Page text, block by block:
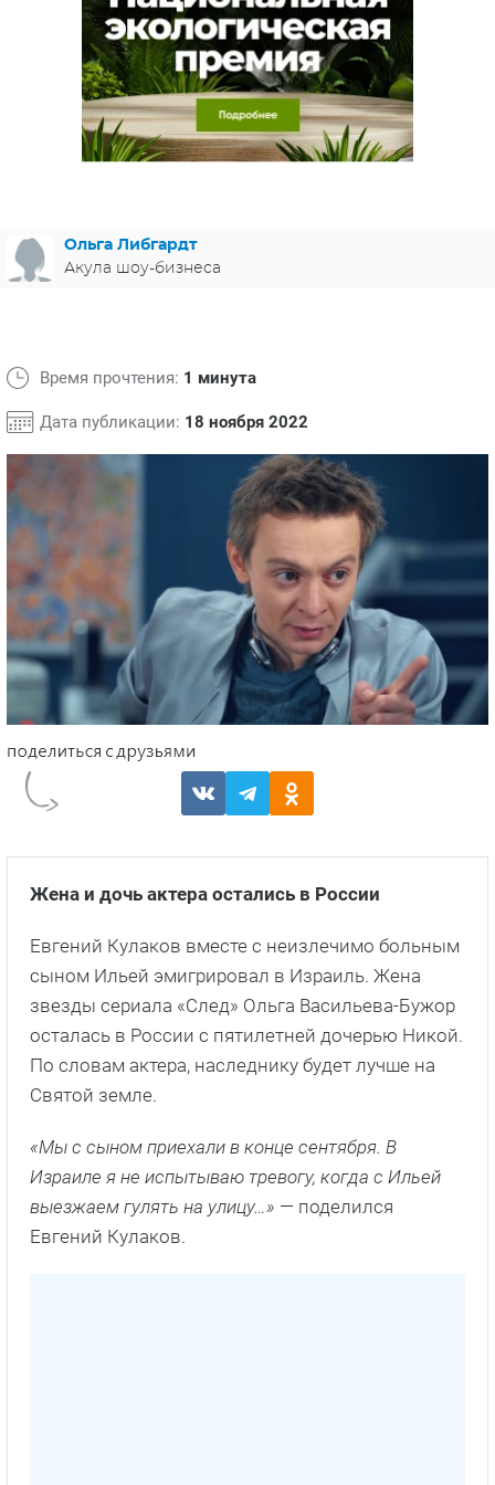
МЕЛОДРАМЫ
ФРАНЦИЯ
ГЕРМАНИЯ
СВЕТСКИЕ НОВОСТИ
СПОЙЛЕРЫ ИЗ СЕРИАЛОВ
Ольга Либгардт
Акула шоу-бизнеса
Время прочтения: 1 минута
Дата публикации: 18 ноября 2022
Жена и дочь актера остались в России
Евгений Кулаков вместе с неизлечимо больным
сыном Ильей эмигрировал в Израиль. Жена
звезды сериала «След» Ольга Васильева-Бужор
осталась в России с пятилетней дочерью Никой.
По словам актера, наследнику будет лучше на
Святой земле.
«Мы с сыном приехали в конце сентября. В
Израиле я не испытываю тревогу, когда с Ильей
выезжаем гулять на улицу…» — поделился
Евгений Кулаков.